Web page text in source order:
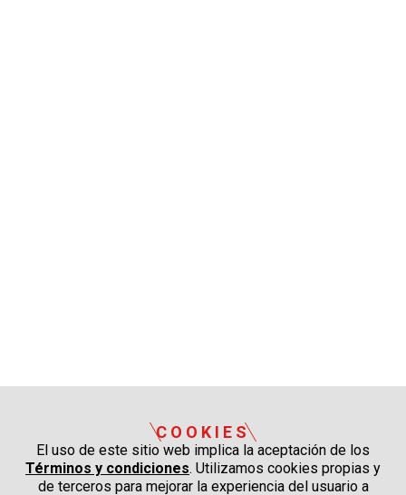
COOKIES
El uso de este sitio web implica la aceptación de los
Términos y condiciones. Utilizamos cookies propias y
de terceros para mejorar la experiencia del usuario a